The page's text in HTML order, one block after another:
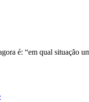
é: “em qual situação